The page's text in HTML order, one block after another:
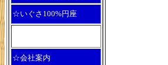
☆いぐさ100%円座
☆会社案内